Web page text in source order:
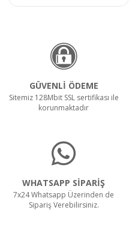
GÜVENLİ ÖDEME
Sitemiz 128Mbit SSL sertifikası ile
korunmaktadır
WHATSAPP SİPARİŞ
7x24 Whatsapp Üzerinden de
Sipariş Verebilirsiniz.